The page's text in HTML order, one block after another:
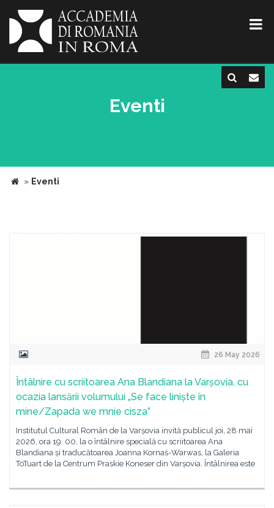
Eventi
» Eventi
26 May 2026
Întâlnire cu scriitoarea Ana Blandiana la Varșovia, cu
ocazia lansării volumului „Se face liniște în
mine/Zapada we mnie cisza”
Institutul Cultural Român de la Varșovia invită publicul joi, 28 mai
2026, ora 19. 00, la o întâlnire specială cu scriitoarea Ana
Blandiana și traducătoarea Joanna Kornaś-Warwas, la Galeria
ToTuart de la Centrum Praskie Koneser din Varșovia. Întâlnirea este